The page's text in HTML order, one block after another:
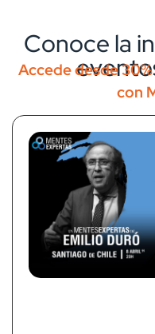
Conoce la
Accede desde
con